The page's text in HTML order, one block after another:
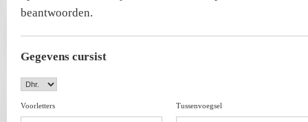
beantwoorden.
Gegevens cursist
Voorletters Tussenvoegsel